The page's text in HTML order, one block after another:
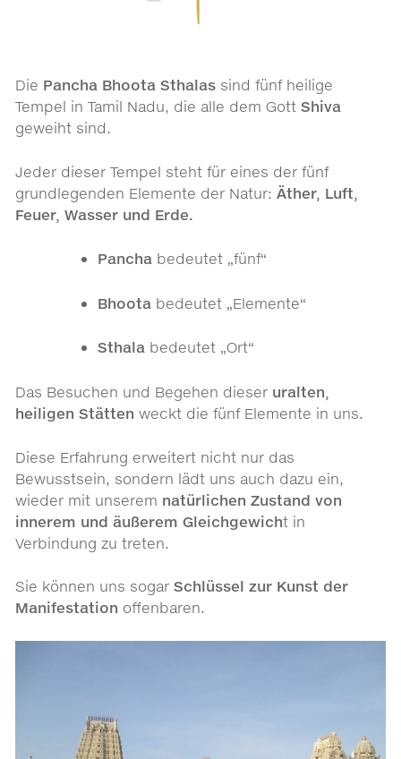
Die Pancha Bhoota Sthalas sind fünf heilige
Tempel in Tamil Nadu, die alle dem GottShiva
geweiht sind.
Jeder dieser Tempel steht für eines der fünf
grundlegenden Elemente der Natur:Äther, Luft,
Feuer, Wasser und Erde.
Pancha bedeutet „fünf“
Bhoota bedeutet „Elemente“
Sthala bedeutet „Ort“
Das Besuchen und Begehen dieser uralten,
heiligen Stätten weckt die fünf Elemente in uns.
Diese Erfahrung erweitert nicht nur das
Bewusstsein, sondern lädt uns auch dazu ein,
wieder mit unserem natürlichen Zustand von
innerem und äußerem Gleichgewicht in
Verbindung zu treten.
Sie können uns sogarSchlüssel zur Kunst der
Manifestation offenbaren.